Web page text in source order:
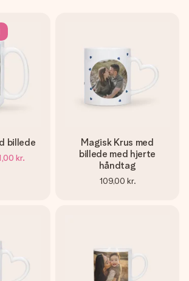
billede
kr.
Magisk Krus med
billede med hjerte
håndtag
109,00 kr.